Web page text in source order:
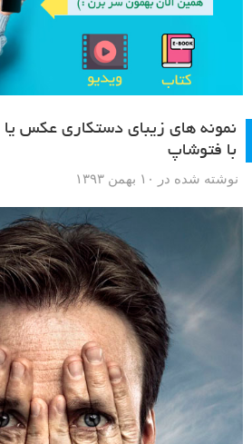
با فتوشاپ
نوشته شده در ۱۰ بهمن ۱۳۹۳